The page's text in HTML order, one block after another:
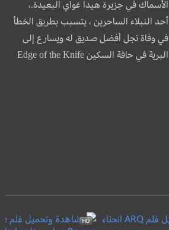
الأسماك في جزيرة هيدا غواي البعيدة.،
أحد النبلاء الساحرين ، يتسبب بطريق الخطأ
في وفاة نجل أفضل صديق له ويسارع إلى
البرية في حافة السكين Edge of the Knife